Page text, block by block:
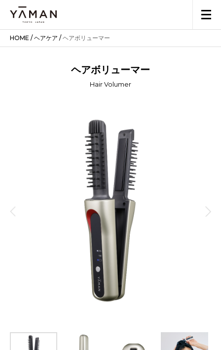
HOME / ヘアケア / ヘアボリューマー
ヘアボリューマー
Hair Volumer